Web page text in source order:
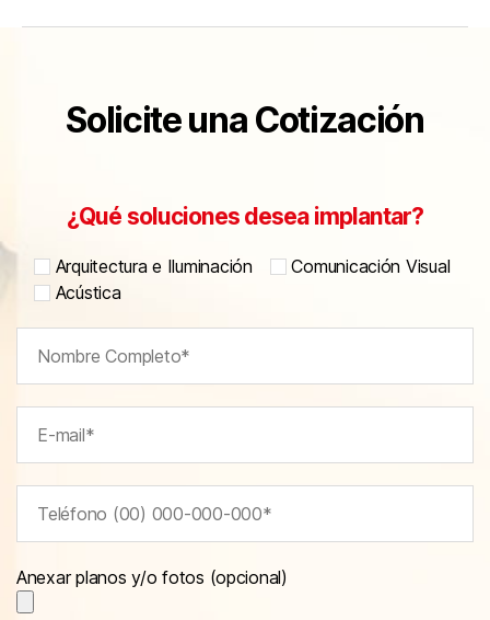
Solicite una Cotización
¿Qué soluciones desea implantar?
Arquitectura e Iluminación
Comunicación Visual
Acústica
Anexar planos y/o fotos (opcional)